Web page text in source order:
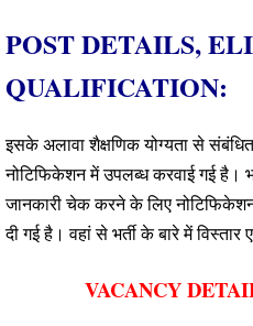
POST DETAILS,
QUALIFICATION:
इसके अलावा शैक्षणिक योग्यता से
नोटिफिकेशन में उपलब्ध करवाई गई है।
जानकारी चेक करने के लिए
दी गई है। वहां से भर्ती के बारे में
VACANCY